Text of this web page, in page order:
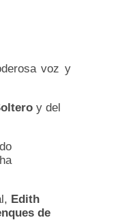
voz y
y del
Edith
de